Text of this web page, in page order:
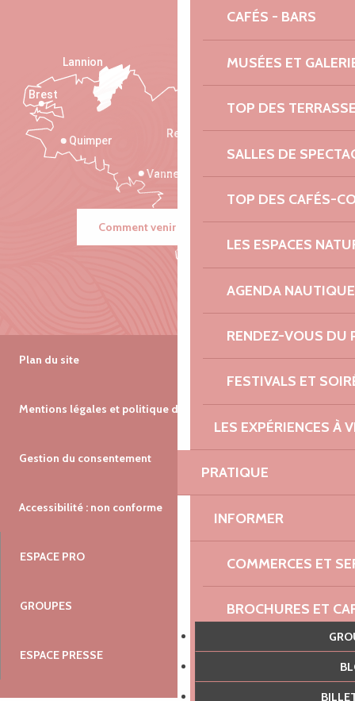
CAFÉS - BARS
MUSÉES ET
TOP DES
SALLES DE
TOP DES CAFÉS-
LES ESPACES
AGENDA NAUTIQUE
RENDEZ-VOUS DU
FESTIVALS ET
LES EXPÉRIENCES À
PRATIQUE
INFORMER
COMMERCES ET
BROCHURES ET
SE DÉPLACER
Saint-Malo
Rennes
Vannes
Quimper
Lannion
Brest
Comment venir ?
Plan du site
Mentions légales et politique de confidentialité
Gestion du consentement
Accessibilité : non conforme
ESPACE PRO
GROUPES
ESPACE PRESSE